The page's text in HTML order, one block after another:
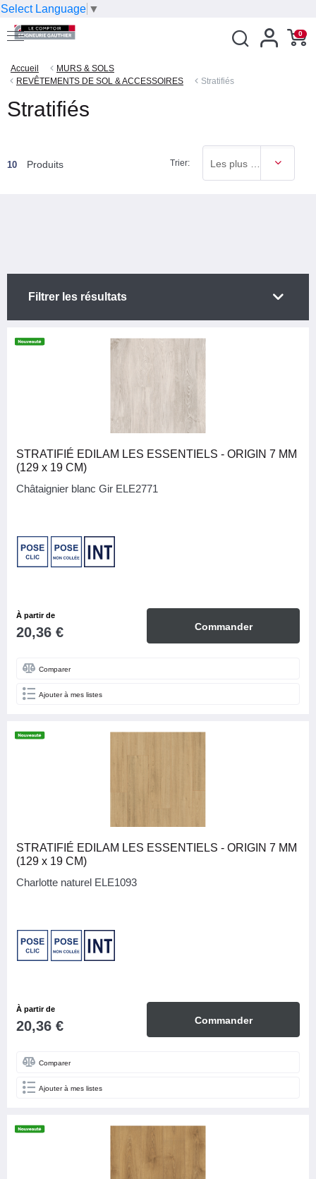
Select Language ▼
0
Accueil
MURS & SOLS
REVÊTEMENTS DE SOL & ACCESSOIRES
Stratifiés
Stratifiés
10 Produits Trier: Les plus vendus
Filtrer les résultats
TRAFIC
Pièce à vivre 10
Salle de bain
COLLECTION
EDILAM LES ESSENTIELS
Murs & sols
Bois
STRATIFIÉ EDILAM LES ESSENTIELS - ORIGIN 7 MM
(129 x 19 CM)
Châtaignier blanc Gir ELE2771
À partir de
20,36 € Commander
Comparer
Ajouter à mes listes
STRATIFIÉ EDILAM LES ESSENTIELS - ORIGIN 7 MM
(129 x 19 CM)
Charlotte naturel ELE1093
À partir de
20,36 € Commander
Comparer
Ajouter à mes listes